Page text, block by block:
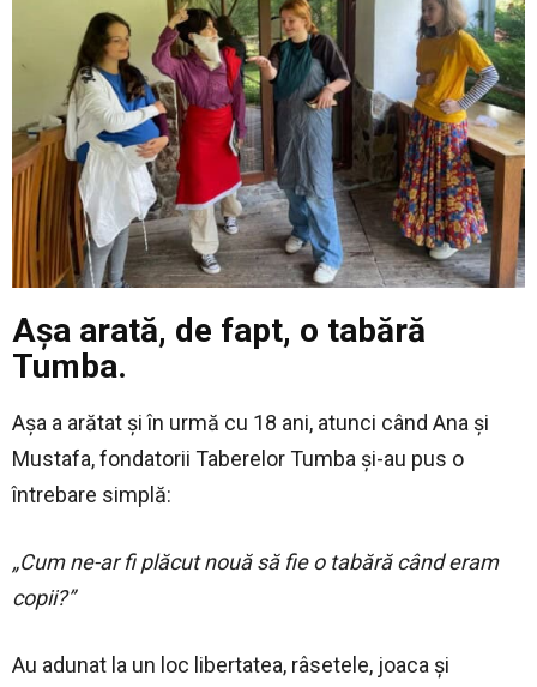
Așa arată, de fapt, o tabără
Tumba.
Așa a arătat și în urmă cu 18 ani, atunci când Ana și
Mustafa, fondatorii Taberelor Tumba și-au pus o
întrebare simplă:
„Cum ne-ar fi plăcut nouă să fie o tabără când eram
copii?”
Au adunat la un loc libertatea, râsetele, joaca și